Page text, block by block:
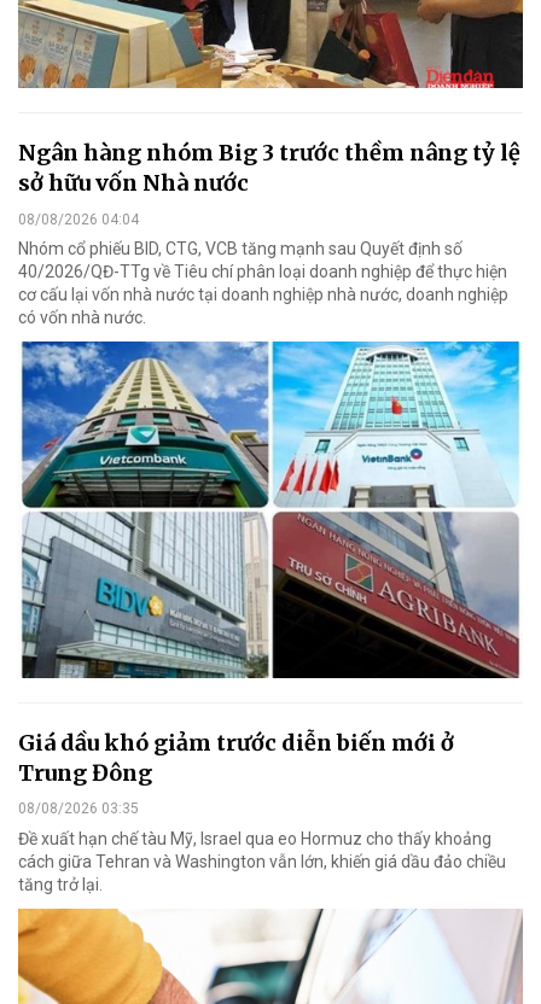
Ngân hàng nhóm Big 3 trước thềm nâng tỷ lệ
sở hữu vốn Nhà nước
08/08/2026 04:04
Nhóm cổ phiếu BID, CTG, VCB tăng mạnh sau Quyết định số
40/2026/QĐ-TTg về Tiêu chí phân loại doanh nghiệp để thực hiện
cơ cấu lại vốn nhà nước tại doanh nghiệp nhà nước, doanh nghiệp
có vốn nhà nước.
Giá dầu khó giảm trước diễn biến mới ở
Trung Đông
08/08/2026 03:35
Đề xuất hạn chế tàu Mỹ, Israel qua eo Hormuz cho thấy khoảng
cách giữa Tehran và Washington vẫn lớn, khiến giá dầu đảo chiều
tăng trở lại.